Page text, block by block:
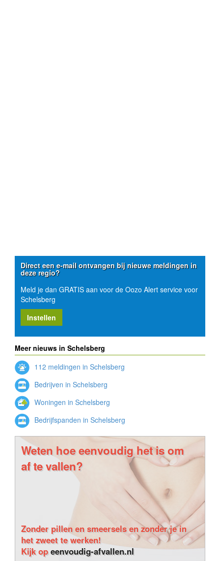
Direct een e-mail ontvangen bij nieuwe meldingen in
deze regio?
Meld je dan GRATIS aan voor de Oozo Alert service voor
Schelsberg
Instellen
Meer nieuws in Schelsberg
112 meldingen in Schelsberg
Bedrijven in Schelsberg
Woningen in Schelsberg
Bedrijfspanden in Schelsberg
Weten hoe eenvoudig het is om
af te vallen?
Zonder pillen en smeersels en zonder je in
het zweet te werken!
Kijk opeenvoudig-afvallen.nl